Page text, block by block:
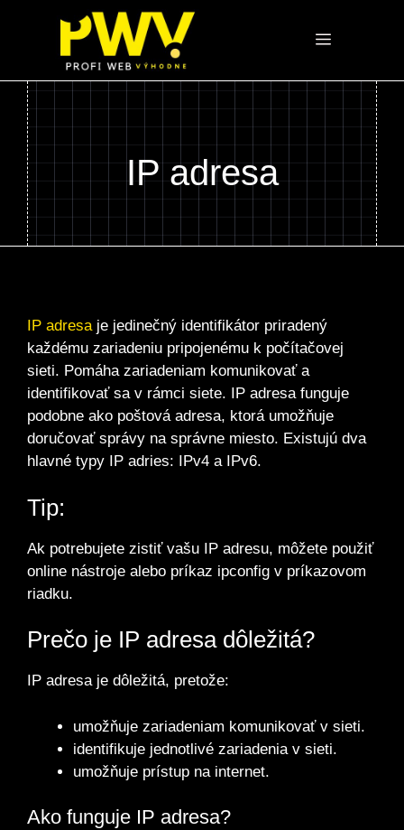
Menu
IP adresa
IP adresaje jedinečný identifikátor priradený
každému zariadeniu pripojenému k počítačovej
sieti. Pomáha zariadeniam komunikovať a
identifikovať sa v rámci siete. IP adresa funguje
podobne ako poštová adresa, ktorá umožňuje
doručovať správy na správne miesto. Existujú dva
hlavné typy IP adries: IPv4 a IPv6.
Tip:
Ak potrebujete zistiť vašu IP adresu, môžete použiť
online nástroje alebo príkaz ipconfig v príkazovom
riadku.
Prečo je IP adresa dôležitá?
IP adresa je dôležitá, pretože:
umožňuje zariadeniam komunikovať v sieti.
identifikuje jednotlivé zariadenia v sieti.
umožňuje prístup na internet.
Ako funguje IP adresa?